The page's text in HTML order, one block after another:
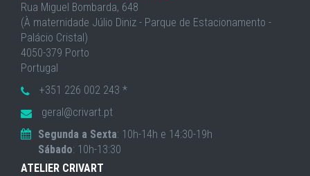
Rua Miguel Bombarda, 648
(À maternidade Júlio Diniz - Parque de Estacionamento -
Palácio Cristal)
4050-379 Porto
Portugal
+351 226 002 243 *
geral@crivart.pt
Segunda a Sexta: 10h-14h e 14:30-19h
Sábado: 10h-13:30
ATELIER CRIVART